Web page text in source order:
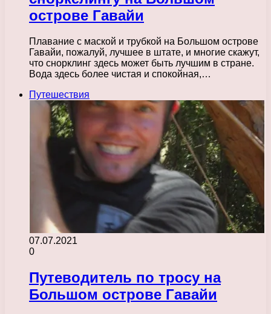
острове Гавайи
Плавание с маской и трубкой на Большом острове
Гавайи, пожалуй, лучшее в штате, и многие скажут,
что снорклинг здесь может быть лучшим в стране.
Вода здесь более чистая и спокойная,…
Путешествия
07.07.2021
0
Путеводитель по тросу на
Большом острове Гавайи